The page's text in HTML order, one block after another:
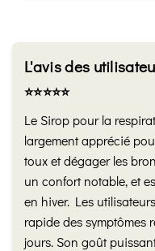
L'avis des
⭐️⭐️⭐️⭐️⭐️
Le Sirop pour la
largement apprécié
toux et dégager les
un confort notable, et
en hiver. Les
rapide des symptômes
jours. Son goût